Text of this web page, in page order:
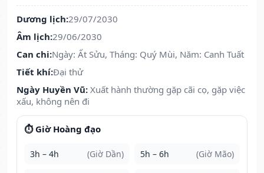
Dương lịch:29/07/2030
Âm lịch:29/06/2030
Can chi:Ngày: Ất Sửu, Tháng: Quý Mùi, Năm: Canh Tuất
Tiết khí:Đại thử
Ngày Huyền Vũ: Xuất hành thường gặp cãi cọ, gặp việc
xấu, không nên đi
⏱️ Giờ Hoàng đạo
3h – 4h (Giờ Dần) 5h – 6h (Giờ Mão)